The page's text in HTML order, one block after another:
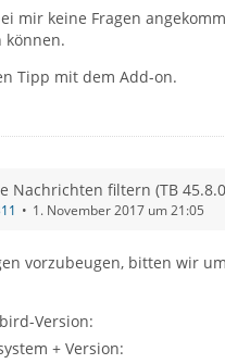
mir keine Fragen
können.
Tipp mit dem Add-on.
Nachrichten filtern (TB
1. November 2017 um 21:05
vorzubeugen, bitten wir
Version:
+ Version: